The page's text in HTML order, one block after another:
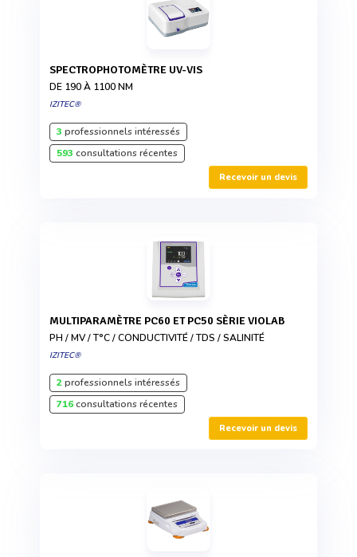
SPECTROPHOTOMÈTRE UV-VIS
DE 190 À 1100 NM
IZITEC®
3 professionnels intéressés
593 consultations récentes
Recevoir un devis
MULTIPARAMÈTRE PC60 ET PC50 SÈRIE VIOLAB
PH / MV / T°C / CONDUCTIVITÉ / TDS / SALINITÉ
IZITEC®
2professionnels intéressés
716consultations récentes
Recevoir un devis